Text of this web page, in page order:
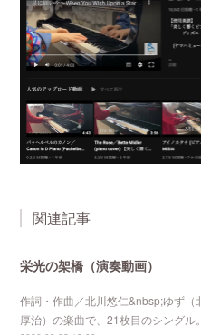
関連記事
栄光の架橋（演奏動画）
作詞・作曲／北川悠仁&nbsp;ゆず（
厚治）の楽曲で、21枚目のシングル